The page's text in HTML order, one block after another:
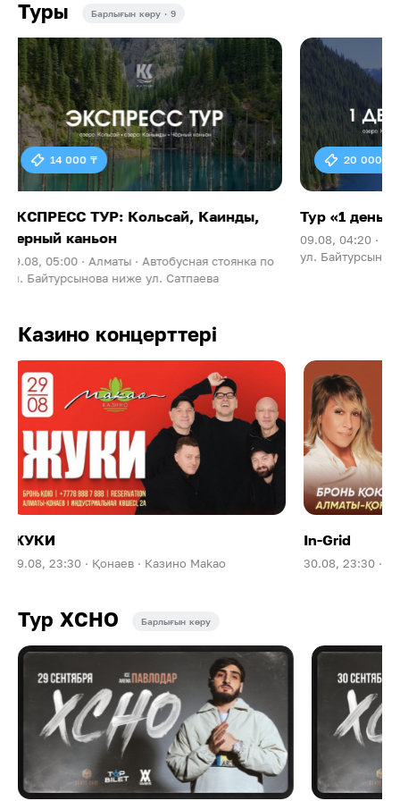
Туры Барлығын көру · 9
20 000 ₸
Тур «1 день 6 локаций»
09.08, 04:20 · Алматы ·
ул. Байтурсынова ниже ул. Сатпаева
9 000 ₸
Пеший тур
Озеро»
09.08, 06:30 ·
Казино концерттері
30.08, 23:30 · Қонаев · Казино Bellagio
Тур XCHO Барлығын көру